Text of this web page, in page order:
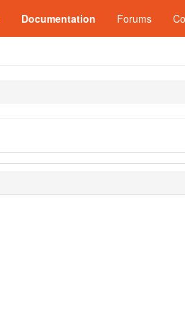
Documentation Forums